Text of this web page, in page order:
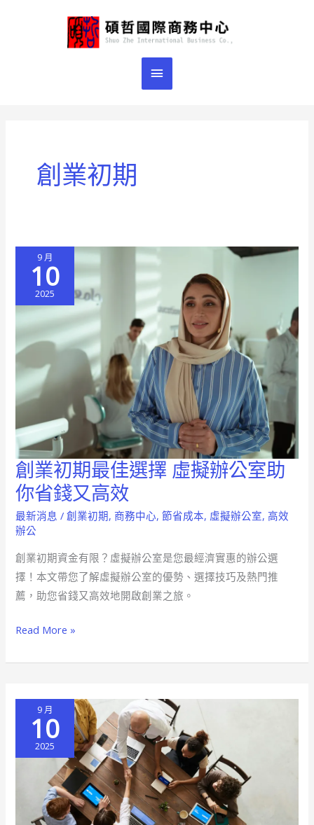
主
要
選
創業初期
9 月
10
2025
創業初期最佳選擇 虛擬辦公室助
你省錢又高效
最新消息 /創業初期, 商務中心,節省成本, 虛擬辦公室,高效
辦公
創業初期資金有限？虛擬辦公室是您最經濟實惠的辦公選
擇！本文帶您了解虛擬辦公室的優勢、選擇技巧及熱門推
薦，助您省錢又高效地開啟創業之旅。
創
業
初
期
佳
選
擇
擬
Read More »
9 月
10
2025